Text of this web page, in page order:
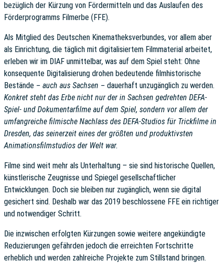
bezüglich der Kürzung von Fördermitteln und das Auslaufen des
Förderprogramms Filmerbe (FFE).
Als Mitglied des Deutschen Kinematheksverbundes, vor allem aber
als Einrichtung, die täglich mit digitalisiertem Filmmaterial arbeitet,
erleben wir im DIAF unmittelbar, was auf dem Spiel steht: Ohne
konsequente Digitalisierung drohen bedeutende filmhistorische
Bestände – auch aus Sachsen – dauerhaft unzugänglich zu werden.
Konkret steht das Erbe nicht nur der in Sachsen gedrehten DEFA-
Spiel- und Dokumentarfilme auf dem Spiel, sondern vor allem der
umfangreiche filmische Nachlass des DEFA-Studios für Trickfilme in
Dresden, das seinerzeit eines der größten und produktivsten
Animationsfilmstudios der Welt war.
Filme sind weit mehr als Unterhaltung – sie sind historische Quellen,
künstlerische Zeugnisse und Spiegel gesellschaftlicher
Entwicklungen. Doch sie bleiben nur zugänglich, wenn sie digital
gesichert sind. Deshalb war das 2019 beschlossene FFE ein richtiger
und notwendiger Schritt.
Die inzwischen erfolgten Kürzungen sowie weitere angekündigte
Reduzierungen gefährden jedoch die erreichten Fortschritte
erheblich und werden zahlreiche Projekte zum Stillstand bringen.